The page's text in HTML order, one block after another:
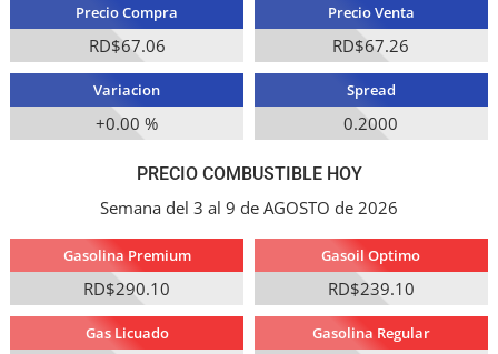
Precio Compra
RD$67.06
Precio Venta
RD$67.26
Variacion
+0.00 %
Spread
0.2000
PRECIO COMBUSTIBLE HOY
Semana del 3 al 9 de AGOSTO de 2026
Gasolina Premium
RD$290.10
Gasoil Optimo
RD$239.10
Gas Licuado Gasolina Regular